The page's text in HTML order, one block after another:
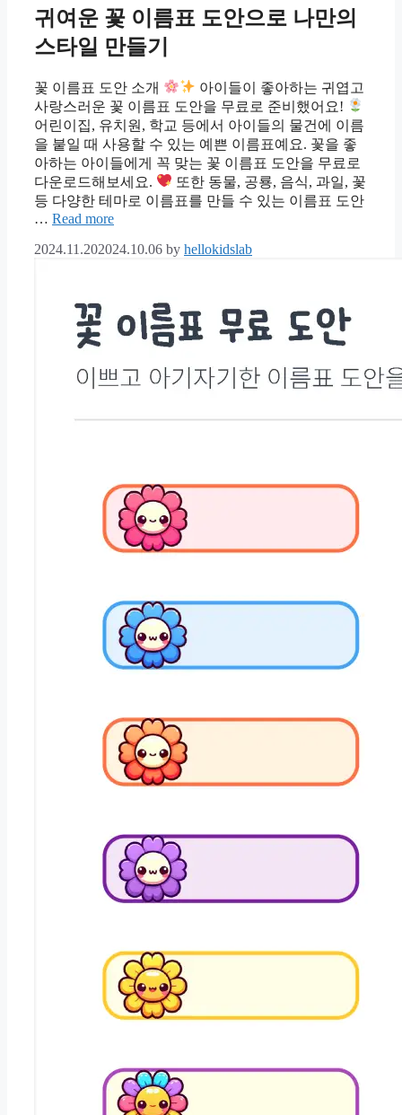
귀여운 꽃 이름표 도안으로 나만의
스타일 만들기
꽃 이름표 도안 소개
아이들이 좋아하는 귀엽고
사랑스러운 꽃 이름표 도안을 무료로 준비했어요!
어린이집, 유치원, 학교 등에서 아이들의 물건에 이름
을 붙일 때 사용할 수 있는 예쁜 이름표예요. 꽃을 좋
아하는 아이들에게 꼭 맞는 꽃 이름표 도안을 무료로
다운로드해보세요.
또한 동물, 공룡, 음식, 과일, 꽃
등 다양한 테마로 이름표를 만들 수 있는 이름표 도안
… Read more
2024.11.202024.10.06 by hellokidslab